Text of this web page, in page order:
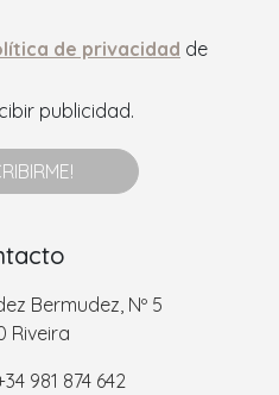
de privacidad de
publicidad.
Bermudez, Nº 5
Riveira
981 874 642